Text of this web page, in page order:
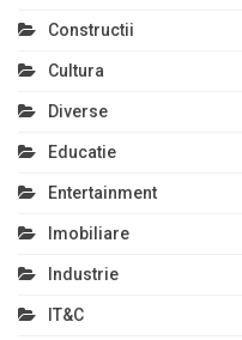
Constructii
Cultura
Diverse
Educatie
Entertainment
Imobiliare
Industrie
IT&C